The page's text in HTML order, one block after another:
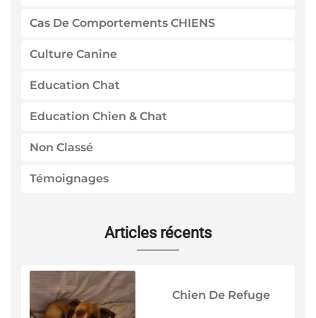
Cas De Comportements CHIENS
Culture Canine
Education Chat
Education Chien & Chat
Non Classé
Témoignages
Articles récents
Chien De Refuge